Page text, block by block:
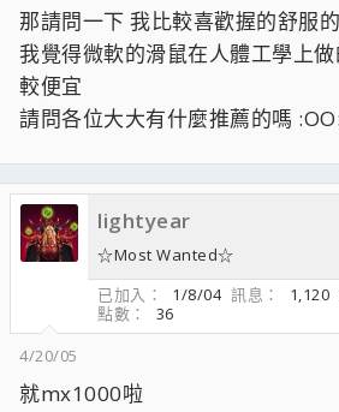
那請問一下 我比較喜歡握的舒服
我覺得微軟的滑鼠在人體工學上
較便宜
請問各位大大有什麼推薦的嗎 :OO:
lightyear
☆Most Wanted☆
已加入
1/8/04 訊息 1,120
點數
36
4/20/05
就mx1000啦